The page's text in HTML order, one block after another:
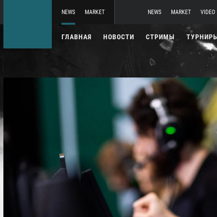
NEWS MARKET NEWS MARKET VIDEO
ГЛАВНАЯ НОВОСТИ СТРИМЫ